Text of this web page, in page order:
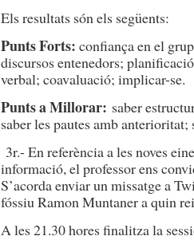
Els resultats són els següents:
Punts Forts: confiança en el
discursos entenedors;
verbal; coavaluació; implicar-se.
Punts a Millorar: saber
saber les pautes amb
3r.- En referència a les noves
informació, el professor ens
S’acorda enviar un missatge a
fóssiu Ramon Muntaner a quin
A les 21.30 hores finalitza la